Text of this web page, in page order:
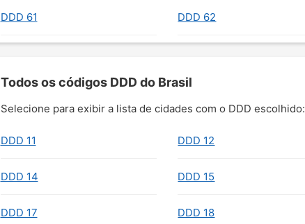
DDD 61 DDD 62
Todos os códigos DDD do Brasil
Selecione para exibir a lista de cidades com o DDD escolhido:
DDD 11 DDD 12
DDD 14 DDD 15
DDD 17 DDD 18